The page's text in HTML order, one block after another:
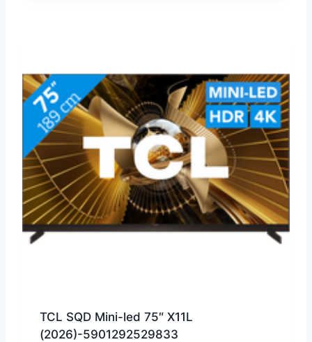
TCL SQD Mini-led 75″ X11L
(2026)-5901292529833